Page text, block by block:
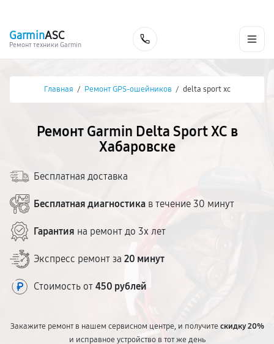
GarminASC
Ремонт техники Garmin
Главная / Ремонт GPS-ошейников / delta sport xc
Ремонт Garmin Delta Sport XC в
Хабаровске
Бесплатная доставка
Бесплатная диагностика в течение 30 минут
Гарантия на ремонт до 3х лет
Экспресс ремонт за 20 минут
Стоимость от 450 рублей
Закажите ремонт в нашем сервисном центре, и получитескидку 20%
и исправное устройство в тот же день